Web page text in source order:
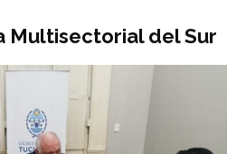
Multisectorial del Sur